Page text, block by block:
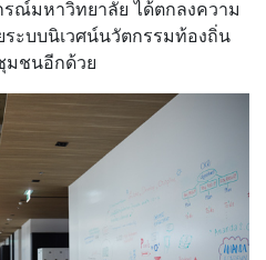
รณ์มหาวิทยาลัย ได้ตกลงความ
ระบบนิเวศน์นวัตกรรมท้องถิ่น
มชนอีกด้วย